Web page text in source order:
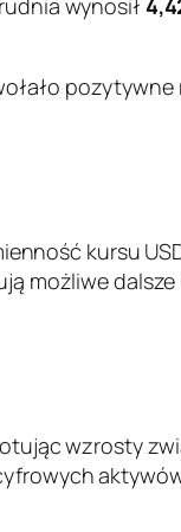
pozytywne
kursu
możliwe
wzrosty